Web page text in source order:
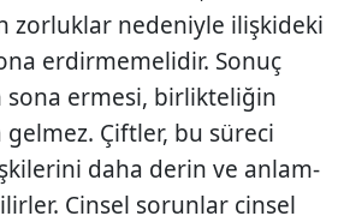
zorluk­lar nedeniyle ilişkideki
erdirmemelidir. Sonuç
sona ermesi, birlikteliğin
Çiftler, bu süreci
daha derin ve anlam­
Cinsel sorunlar cinsel